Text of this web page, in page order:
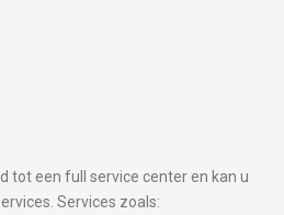
tot een full service center en kan u
Services zoals: